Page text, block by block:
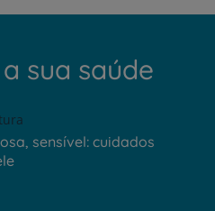
sua saúde
sensível: cuidados